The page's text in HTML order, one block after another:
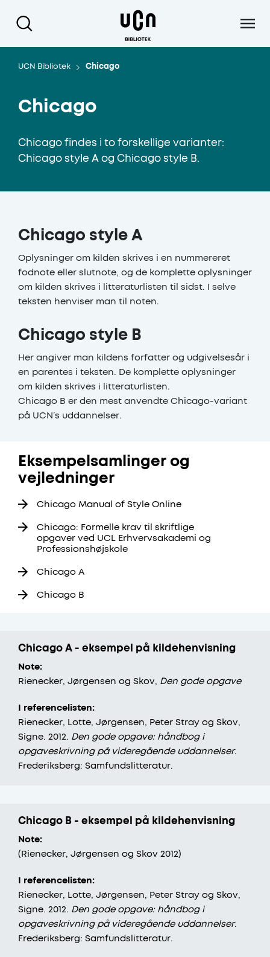
UCN Bibliotek Chicago
Chicago
Chicago findes i to forskellige varianter:
Chicago style A og Chicago style B.
Chicago style A
Oplysninger om kilden skrives i en nummereret
fodnote eller slutnote, og de komplette oplysninger
om kilden skrives i litteraturlisten til sidst. I selve
teksten henviser man til noten.
Chicago style B
Her angiver man kildens forfatter og udgivelsesår i
en parentes i teksten. De komplette oplysninger
om kilden skrives i litteraturlisten.
Chicago B er den mest anvendte Chicago-variant
på UCN’s uddannelser.
Eksempelsamlinger og
vejledninger
Chicago Manual of Style Online
Chicago: Formelle krav til skriftlige
opgaver ved UCL Erhvervsakademi og
Professionshøjskole
Chicago A
Chicago B
Chicago A - eksempel på kildehenvisning
Note:
​Rienecker, Jørgensen og Skov, Den gode opgave
I referencelisten:
Rienecker, Lotte, Jørgensen, Peter Stray og Skov,
Signe. 2012. Den gode opgave: håndbog i
opgaveskrivning på videregående uddannelser.
Frederiksberg: Samfundslitteratur.
Chicago B - eksempel på kildehenvisning
Note:
(​Rienecker, Jørgensen og Skov 2012)
I referencelisten:
Rienecker, Lotte, Jørgensen, Peter Stray og Skov,
Signe. 2012. Den gode opgave: håndbog i
opgaveskrivning på videregående uddannelser.
Frederiksberg: Samfundslitteratur.